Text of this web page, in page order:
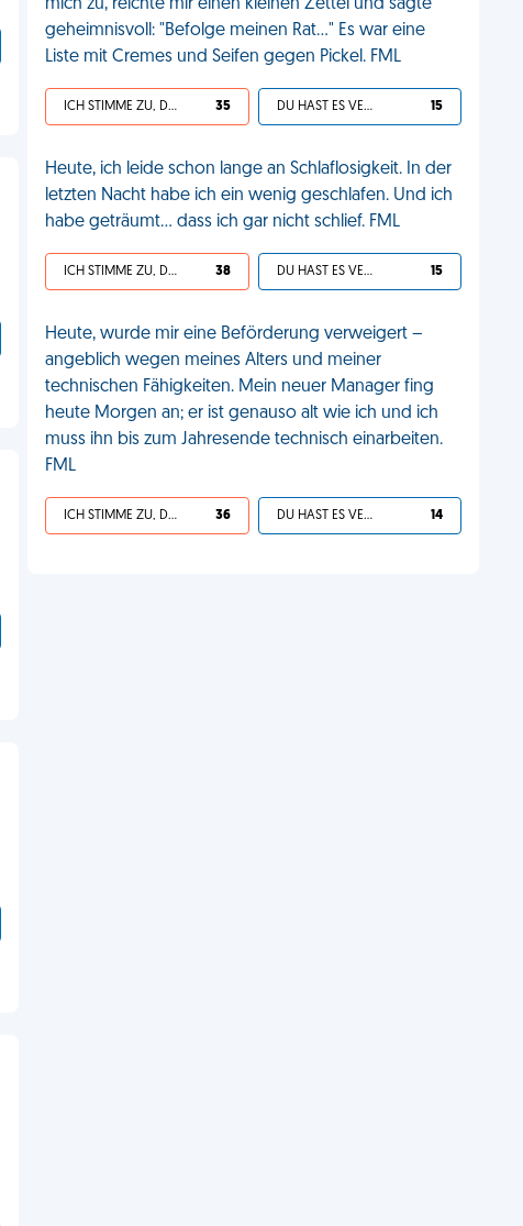
mich zu, reichte mir einen kleinen Zettel und sagte
geheimnisvoll: "Befolge meinen Rat..." Es war eine
Liste mit Cremes und Seifen gegen Pickel. FML
ICH STIMME ZU, DEIN LEBEN IST SCHEISSE 35 DU HAST ES VERDIENT 15
Heute, ich leide schon lange an Schlaflosigkeit. In der
letzten Nacht habe ich ein wenig geschlafen. Und ich
habe geträumt... dass ich gar nicht schlief. FML
ICH STIMME ZU, DEIN LEBEN IST SCHEISSE 38 DU HAST ES VERDIENT 15
Heute, wurde mir eine Beförderung verweigert –
angeblich wegen meines Alters und meiner
technischen Fähigkeiten. Mein neuer Manager fing
heute Morgen an; er ist genauso alt wie ich und ich
muss ihn bis zum Jahresende technisch einarbeiten.
FML
ICH STIMME ZU, DEIN LEBEN IST SCHEISSE 36 DU HAST ES VERDIENT 14